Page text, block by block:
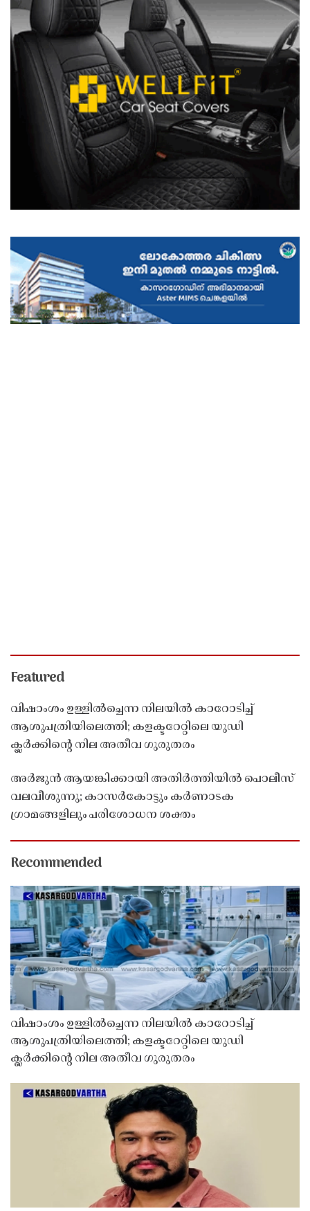
Featured
വിഷാംശം ഉള്ളിൽച്ചെന്ന നിലയിൽ കാറോടിച്ച്
ആശുപത്രിയിലെത്തി; കളക്ടറേറ്റിലെ യുഡി
ക്ലർക്കിൻ്റെ നില അതീവ ഗുരുതരം
അർജുൻ ആയങ്കിക്കായി അതിർത്തിയിൽ പൊലീസ്
വലവീശുന്നു; കാസർകോട്ടും കർണാടക
ഗ്രാമങ്ങളിലും പരിശോധന ശക്തം
Recommended
വിഷാംശം ഉള്ളിൽച്ചെന്ന നിലയിൽ കാറോടിച്ച്
ആശുപത്രിയിലെത്തി; കളക്ടറേറ്റിലെ യുഡി
ക്ലർക്കിൻ്റെ നില അതീവ ഗുരുതരം